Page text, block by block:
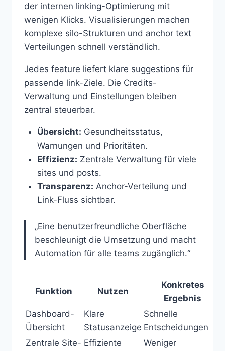
der internen linking-Optimierung mit
wenigen Klicks. Visualisierungen machen
komplexe silo-Strukturen und anchor text
Verteilungen schnell verständlich.
Jedes feature liefert klare suggestions für
passende link-Ziele. Die Credits-
Verwaltung und Einstellungen bleiben
zentral steuerbar.
Übersicht: Gesundheitsstatus,
Warnungen und Prioritäten.
Effizienz: Zentrale Verwaltung für viele
sites und posts.
Transparenz: Anchor-Verteilung und
Link-Fluss sichtbar.
„Eine benutzerfreundliche Oberfläche
beschleunigt die Umsetzung und macht
Automation für alle teams zugänglich.“
Funktion Nutzen
Konkretes
Ergebnis
Dashboard-
Übersicht
Klare
Statusanzeige
Schnelle
Entscheidungen
Zentrale Site- Effiziente
Weniger